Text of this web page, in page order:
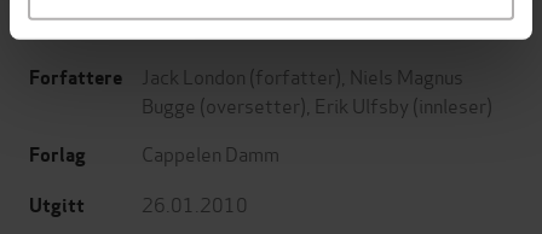
Forfattere Jack London (forfatter), Niels Magnus
Bugge (oversetter), Erik Ulfsby (innleser)
Forlag Cappelen Damm
Utgitt 26.01.2010